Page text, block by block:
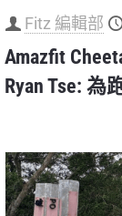
Fitz 編輯部
Amazfit
Ryan Tse: